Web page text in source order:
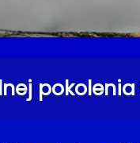
pokolenia